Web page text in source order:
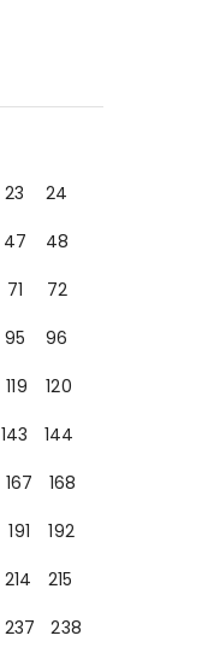
23
24
47
48
71
72
95
96
119
120
143
144
167
168
191
192
214
215
237
238